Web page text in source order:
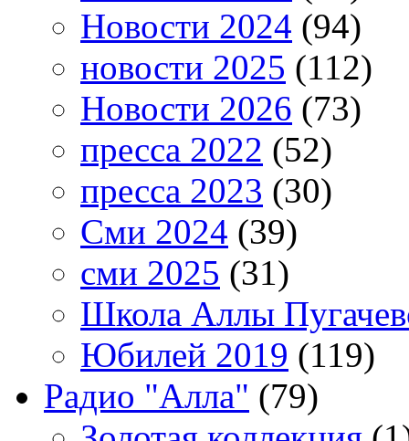
Новости 2024 (94)
новости 2025 (112)
Новости 2026 (73)
пресса 2022 (52)
пресса 2023 (30)
Сми 2024 (39)
сми 2025 (31)
Школа Аллы
Юбилей 2019 (119)
Радио "Алла" (79)